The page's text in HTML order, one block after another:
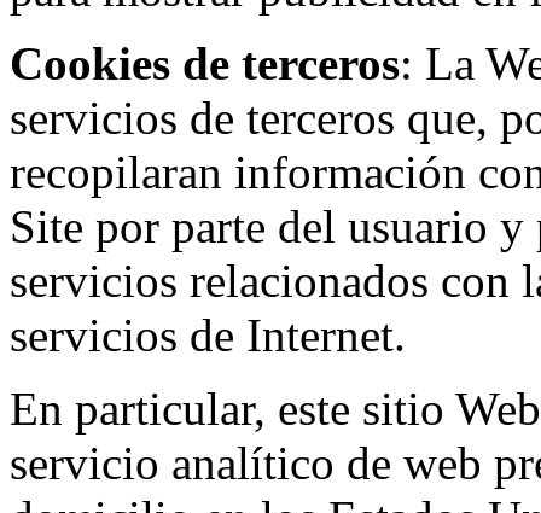
Cookies de terceros: La
servicios de terceros que,
recopilaran información
Site por parte del usuario
servicios relacionados con
servicios de Internet.
En particular, este sitio
servicio analítico de web